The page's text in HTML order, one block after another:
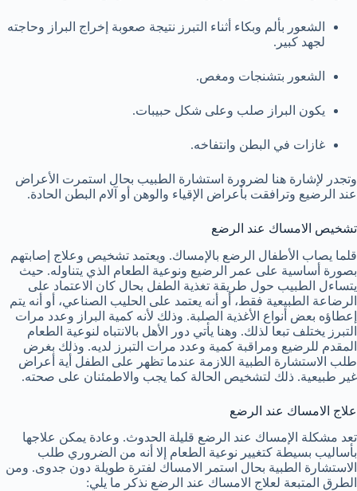
الشعور بألم وبكاء أثناء التبرز نتيجة صعوبة إخراج البراز وحاجته
لجهد كبير.
الشعور بتشنجات ومغص.
يكون البراز صلب وعلى شكل حبيبات.
غازات في البطن وانتفاخه.
وتجدر لإشارة هنا لضرورة استشارة الطبيب بحال استمرت الأعراض
عند الرضيع وترافقت بأعراض الإقياء والوهن أو آلام البطن الحادة.
تشخيص الامساك عند الرضع
قلما يصاب الأطفال الرضع بالإمساك. ويعتمد تشخيص وعلاج إصابتهم
بصورة أساسية على عمر الرضيع ونوعية الطعام الذي يتناوله. حيث
يتساءل الطبيب حول طريقة تغذية الطفل بحال كان الاعتماد على
الرضاعة الطبيعية فقط، أو أنه يعتمد على الحليب الصناعي، أو أنه يتم
إعطاؤه بعض أنواع الأغذية الصلبة. وذلك لأنه كمية البراز وعدد مرات
التبرز يختلف تبعا لذلك. وهنا يأتي دور الأهل بالانتباه لنوعية الطعام
المقدم للرضيع ومراقبة كمية وعدد مرات التبرز لديه. وذلك بغرض
طلب الاستشارة الطبية اللازمة عندما تظهر على الطفل أية أعراض
غير طبيعية. ذلك لتشخيص الحالة كما يجب والاطمئنان على صحته.
علاج الامساك عند الرضع
تعد مشكلة الإمساك عند الرضع قليلة الحدوث. وعادة يمكن علاجها
بأساليب بسيطة كتغيير نوعية الطعام إلا أنه من الضروري طلب
الاستشارة الطبية بحال استمر الامساك لفترة طويلة دون جدوى. ومن
الطرق المتبعة لعلاج الامساك عند الرضع نذكر ما يلي: